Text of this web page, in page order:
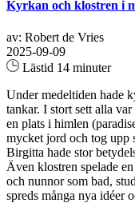
Kyrkan och klostren i
av: Robert de Vries
2025-09-09
Lästid 14 minuter
Under medeltiden hade
tankar. I stort sett alla
en plats i himlen
mycket jord och tog upp
Birgitta hade stor
Även klostren spelade
och nunnor som bad,
spreds många nya idéer